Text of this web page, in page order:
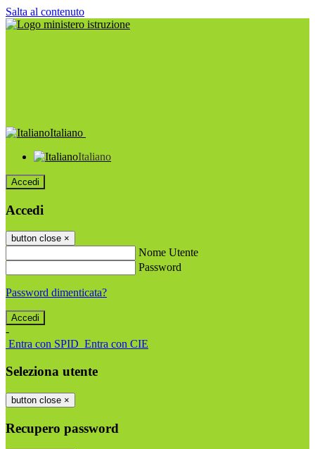
Salta al contenuto
Italiano
Italiano
Accedi
Accedi
button close ×
Nome Utente
Password
Password dimenticata?
-
Entra con SPID Entra con CIE
Seleziona utente
button close ×
Recupero password